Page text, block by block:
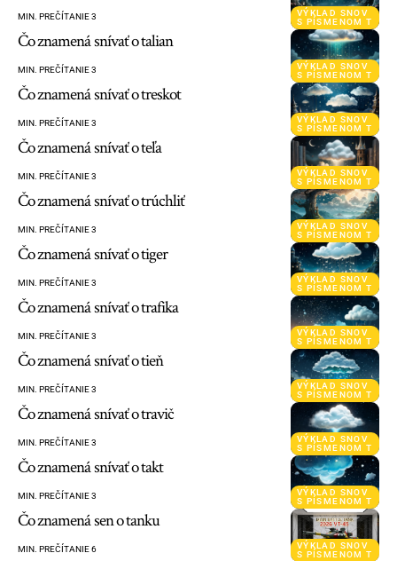
VÝKLAD SNOV
S PÍSMENOM T
MIN. PREČÍTANIE 3
VÝKLAD SNOV
S PÍSMENOM T
Čo znamená snívať o talian
MIN. PREČÍTANIE 3
VÝKLAD SNOV
S PÍSMENOM T
Čo znamená snívať o treskot
MIN. PREČÍTANIE 3
VÝKLAD SNOV
S PÍSMENOM T
Čo znamená snívať o teľa
MIN. PREČÍTANIE 3
VÝKLAD SNOV
S PÍSMENOM T
Čo znamená snívať o trúchliť
MIN. PREČÍTANIE 3
VÝKLAD SNOV
S PÍSMENOM T
Čo znamená snívať o tiger
MIN. PREČÍTANIE 3
VÝKLAD SNOV
S PÍSMENOM T
Čo znamená snívať o trafika
MIN. PREČÍTANIE 3
VÝKLAD SNOV
S PÍSMENOM T
Čo znamená snívať o tieň
MIN. PREČÍTANIE 3
VÝKLAD SNOV
S PÍSMENOM T
Čo znamená snívať o travič
MIN. PREČÍTANIE 3
VÝKLAD SNOV
S PÍSMENOM T
Čo znamená snívať o takt
MIN. PREČÍTANIE 3
VÝKLAD SNOV
S PÍSMENOM T
Čo znamená sen o tanku
MIN. PREČÍTANIE 6